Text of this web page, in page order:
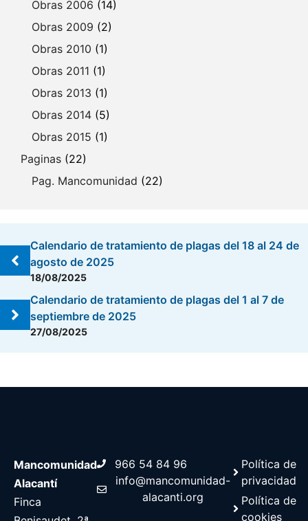
Obras 2006 (14)
Obras 2009 (2)
Obras 2010 (1)
Obras 2011 (1)
Obras 2013 (1)
Obras 2014 (5)
Obras 2015 (1)
Paginas (22)
Pag. Mancomunidad (22)
Calendario de tratamiento de plagas del 18 al 24 de
agosto de 2025
18/08/2025
Calendario de tratamiento de plagas del 1 al 7 de
septiembre de 2025
27/08/2025
Mancomunidad
Alacantí
Finca
966 54 84 96
info@mancomunidad-
alacanti.org
Política de
privacidad
Política de
cookies